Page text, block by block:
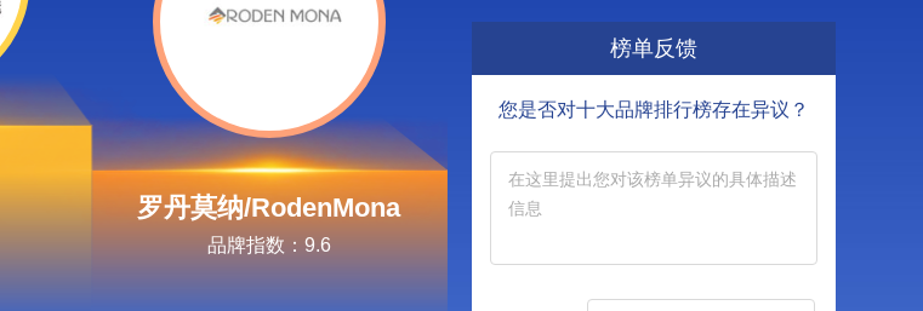
罗丹莫纳/RodenMona
品牌指数：9.6
榜单反馈
您是否对十大品牌排行榜存在异议？